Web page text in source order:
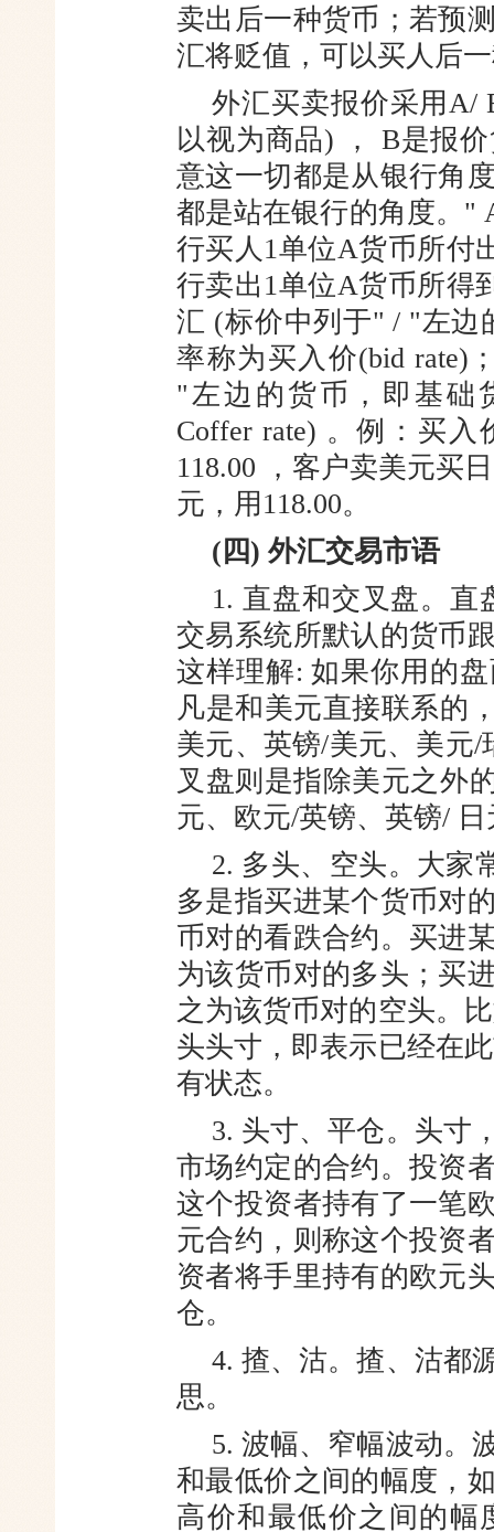
卖出后一种货币；若预
汇将贬值，可以买人后
外汇买卖报价采用A/
以视为商品) ， B是报
意这一切都是从银行角
都是站在银行的角度。"
行买人1单位A货币所付
行卖出1单位A货币所得
汇 (标价中列于" / "左边
率称为买入价(bid rate)
"左边的货币，即基础
Coffer rate) 。例：买入
118.00 ，客户卖美元买日
元，用118.00。
(四) 外汇交易市语
1. 直盘和交叉盘。
交易系统所默认的货币
这样理解: 如果你用的
凡是和美元直接联系的
美元、英镑/美元、美元/
叉盘则是指除美元之外
元、欧元/英镑、英镑/
2. 多头、空头。大家
多是指买进某个货币对
币对的看跌合约。 买进
为该货币对的多头；买
之为该货币对的空头。
头头寸，即表示已经在
有状态。
3. 头寸、平仓。头寸
市场约定的合约。投资
这个投资者持有了一笔
元合约，则称这个投资
资者将手里持有的欧元
仓。
4. 揸、沽。揸、沽都
思。
5. 波幅、窄幅波动。
和最低价之间的幅度，
高价和最低价之 间的幅